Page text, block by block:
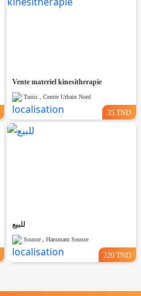
Vente materiel kinesitherapie
Tunis , Centre Urbain Nord
35 TND
للبيع
Sousse , Hammam Sousse
220 TND